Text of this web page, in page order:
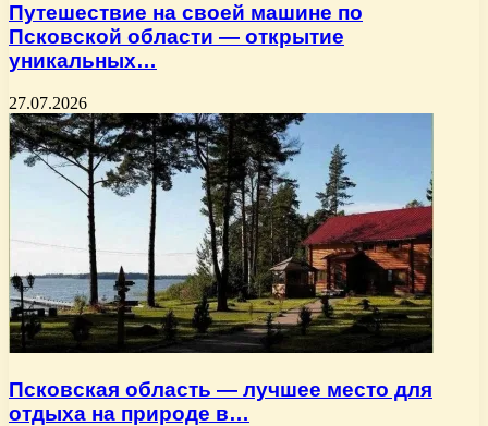
Путешествие на своей машине по
Псковской области — открытие
уникальных…
27.07.2026
Псковская область — лучшее место для
отдыха на природе в…